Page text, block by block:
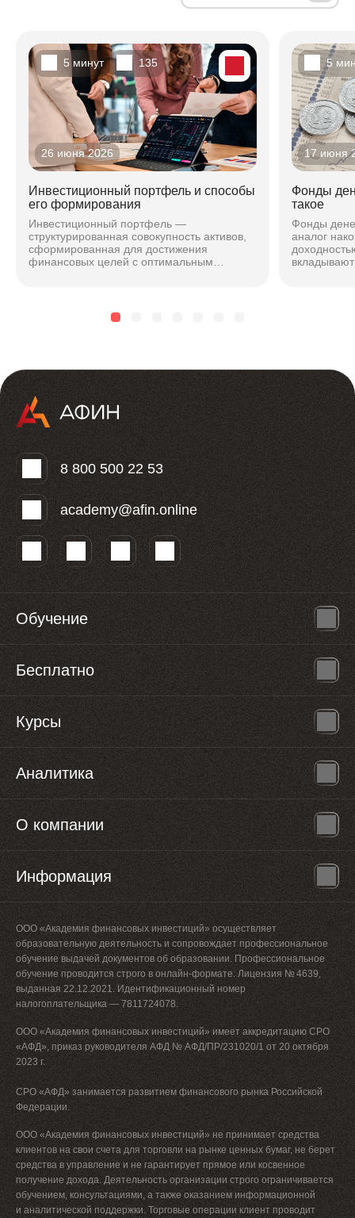
26 июня 2026
5 минут 135
Инвестиционный портфель и способы
его формирования
Инвестиционный портфель —
структурированная совокупность активов,
сформированная для достижения
финансовых целей с оптимальным
17 июня
5
Фонды
такое
Фонды
аналог
8 800 500 22 53
academy@afin.online
Обучение
Бесплатно
Курсы
Аналитика
О компании
Информация
ООО «Академия финансовых инвестиций» осуществляет
образовательную деятельность и сопровождает профессиональное
обучение выдачей документов об образовании. Профессиональное
обучение проводится строго в онлайн-формате. Лицензия № 4639,
выданная 22.12.2021. Идентификационный номер
налогоплательщика — 7811724078.
ООО «Академия финансовых инвестиций» имеет аккредитацию СРО
«АФД», приказ руководителя АФД № АФД/ПР/231020/1 от 20 октября
2023 г.
СРО «АФД» занимается развитием финансового рынка Российской
Федерации.
ООО «Академия финансовых инвестиций» не принимает средства
клиентов на свои счета для торговли на рынке ценных бумаг, не берет
средства в управление и не гарантирует прямое или косвенное
получение дохода. Деятельность организации строго ограничивается
обучением, консультациями, а также оказанием информационной
и аналитической поддержки. Торговые операции клиент проводит